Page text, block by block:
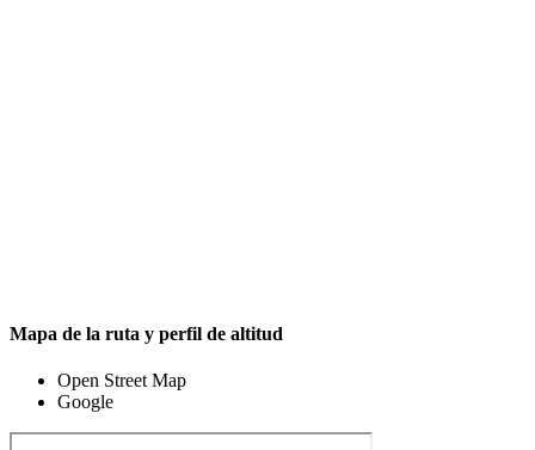
Mapa de la ruta y perfil de altitud
Open Street Map
Google